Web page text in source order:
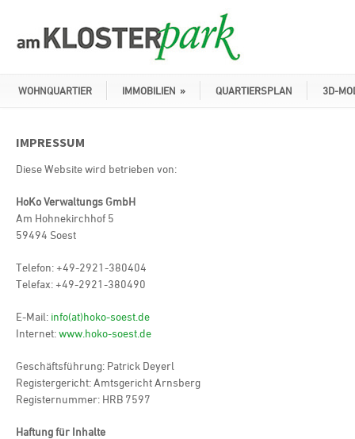
WOHNQUARTIER IMMOBILIEN » QUARTIERSPLAN 3D-
IMPRESSUM
Diese Website wird betrieben von:
HoKo Verwaltungs GmbH
Am Hohnekirchhof 5
59494 Soest
Telefon: +49-2921-380404
Telefax: +49-2921-380490
E-Mail: info(at)hoko-soest.de
Internet:www.hoko-soest.de
Geschäftsführung: Patrick Deyerl
Registergericht: Amtsgericht Arnsberg
Registernummer: HRB 7597
Haftung für Inhalte